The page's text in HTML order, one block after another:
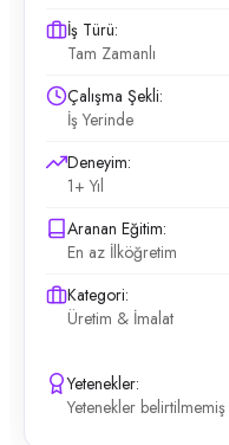
İş Türü:
Tam Zamanlı
Çalışma Şekli:
İş Yerinde
Deneyim:
1+ Yıl
Aranan Eğitim:
En az İlköğretim
Kategori:
Üretim & İmalat
Yetenekler:
Yetenekler belirtilmemiş